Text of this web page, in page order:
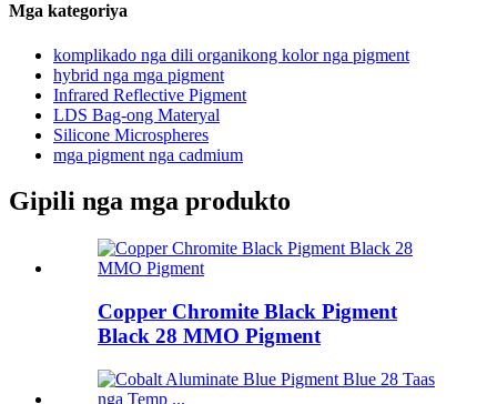
Mga kategoriya
komplikado nga dili organikong kolor nga pigment
hybrid nga mga pigment
Infrared Reflective Pigment
LDS Bag-ong Materyal
Silicone Microspheres
mga pigment nga cadmium
Gipili nga mga produkto
Copper Chromite Black Pigment
Black 28 MMO Pigment